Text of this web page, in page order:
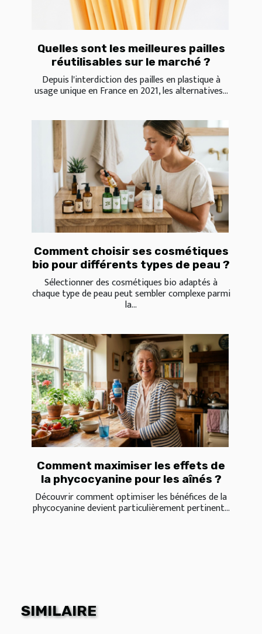
Quelles sont les meilleures pailles
réutilisables sur le marché ?
Depuis l'interdiction des pailles en plastique à
usage unique en France en 2021, les alternatives...
Comment choisir ses cosmétiques
bio pour différents types de peau ?
Sélectionner des cosmétiques bio adaptés à
chaque type de peau peut sembler complexe parmi
la...
Comment maximiser les effets de
la phycocyanine pour les aînés ?
Découvrir comment optimiser les bénéfices de la
phycocyanine devient particulièrement pertinent...
SIMILAIRE